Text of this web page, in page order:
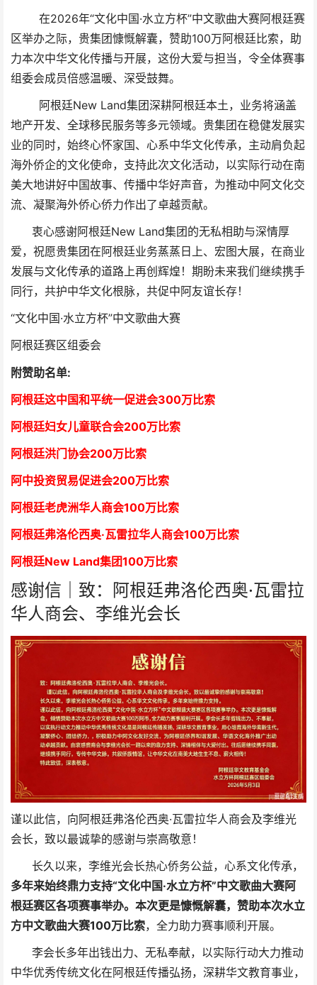
在2026年“文化中国·水立方杯”中文歌曲大赛阿根廷赛
区举办之际，贵集团慷慨解囊，赞助100万阿根廷比索，助
力本次中华文化传播与开展，这份大爱与担当，令全体赛事
组委会成员倍感温暖、深受鼓舞。
阿根廷New Land集团深耕阿根廷本土，业务将涵盖
地产开发、全球移民服务等多元领域。贵集团在稳健发展实
业的同时，始终心怀家国、心系中华文化传承，主动肩负起
海外侨企的文化使命，支持此次文化活动，以实际行动在南
美大地讲好中国故事、传播中华好声音，为推动中阿文化交
流、凝聚海外侨心侨力作出了卓越贡献。
衷心感谢阿根廷New Land集团的无私相助与深情厚
爱，祝愿贵集团在阿根廷业务蒸蒸日上、宏图大展，在商业
发展与文化传承的道路上再创辉煌！期盼未来我们继续携手
同行，共护中华文化根脉，共促中阿友谊长存！
“文化中国·水立方杯”中文歌曲大赛
阿根廷赛区组委会
附赞助名单:
阿根廷这中国和平统一促进会300万比索
阿根廷妇女儿童联合会200万比索
阿根廷洪门协会200万比索
阿中投资贸易促进会200万比索
阿根廷老虎洲华人商会100万比索
阿根廷弗洛伦西奥·瓦雷拉华人商会100万比索
阿根廷New Land集团100万比索
感谢信｜致：阿根廷弗洛伦西奥·瓦雷拉
华人商会、李维光会长
谨以此信，向阿根廷弗洛伦西奥·瓦雷拉华人商会及李维光
会长，致以最诚挚的感谢与崇高敬意！
长久以来，李维光会长热心侨务公益，心系文化传承，
多年来始终鼎力支持“文化中国·水立方杯”中文歌曲大赛阿
根廷赛区各项赛事举办。本次更是慷慨解囊，赞助本次水立
方中文歌曲大赛100万比索，全力助力赛事顺利开展。
李会长多年出钱出力、无私奉献，以实际行动大力推动
中华优秀传统文化在阿根廷传播弘扬，深耕华文教育事业，